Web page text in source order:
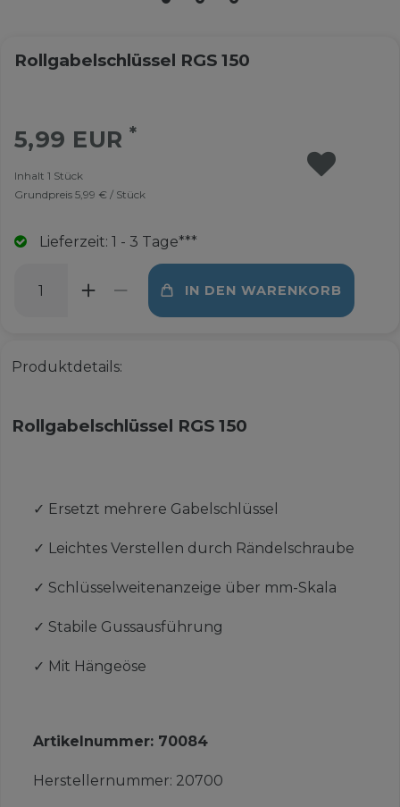
Rollgabelschlüssel RGS 150
5,99 EUR*
Inhalt 1 Stück
Grundpreis 5,99 € / Stück
Lieferzeit: 1 - 3 Tage***
IN DEN WARENKORB
Produktdetails:
Rollgabelschlüssel RGS 150
✓ Ersetzt mehrere Gabelschlüssel
✓ Leichtes Verstellen durch Rändelschraube
✓ Schlüsselweitenanzeige über mm-Skala
✓ Stabile Gussausführung
✓ Mit Hängeöse
Artikelnummer: 70084
Herstellernummer: 20700